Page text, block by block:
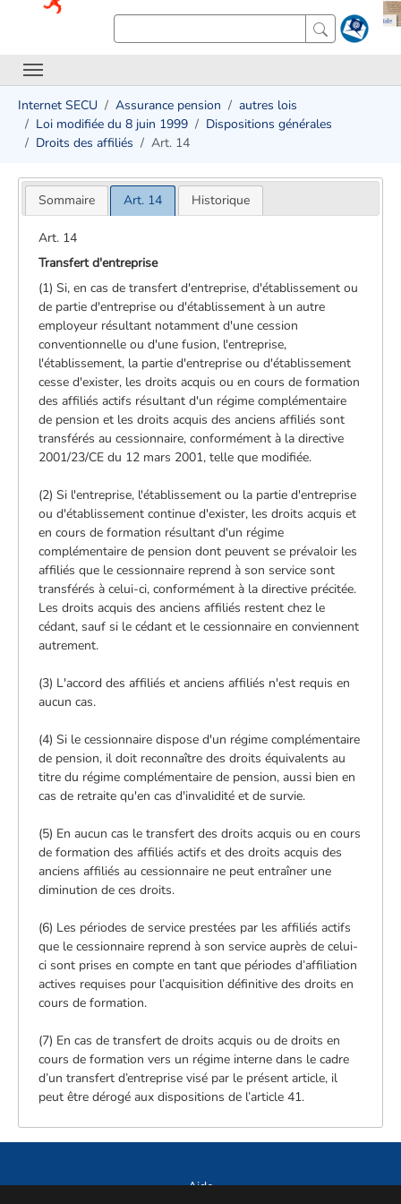
Internet SECU Assurance pension
autres lois
Loi modifiée du 8 juin 1999
Dispositions générales
Droits des affiliés
Art. 14
Sommaire Art. 14 Historique
Art. 14
Transfert d'entreprise
(1) Si, en cas de transfert d'entreprise, d'établissement ou
de partie d'entreprise ou d'établissement à un autre
employeur résultant notamment d'une cession
conventionnelle ou d'une fusion, l'entreprise,
l'établissement, la partie d'entreprise ou d'établissement
cesse d'exister, les droits acquis ou en cours de formation
des affiliés actifs résultant d'un régime complémentaire
de pension et les droits acquis des anciens affiliés sont
transférés au cessionnaire, conformément à la directive
2001/23/CE du 12 mars 2001, telle que modifiée.
(2) Si l'entreprise, l'établissement ou la partie d'entreprise
ou d'établissement continue d'exister, les droits acquis et
en cours de formation résultant d'un régime
complémentaire de pension dont peuvent se prévaloir les
affiliés que le cessionnaire reprend à son service sont
transférés à celui-ci, conformément à la directive précitée.
Les droits acquis des anciens affiliés restent chez le
cédant, sauf si le cédant et le cessionnaire en conviennent
autrement.
(3) L'accord des affiliés et anciens affiliés n'est requis en
aucun cas.
(4) Si le cessionnaire dispose d'un régime complémentaire
de pension, il doit reconnaître des droits équivalents au
titre du régime complémentaire de pension, aussi bien en
cas de retraite qu'en cas d'invalidité et de survie.
(5) En aucun cas le transfert des droits acquis ou en cours
de formation des affiliés actifs et des droits acquis des
anciens affiliés au cessionnaire ne peut entraîner une
diminution de ces droits.
(6) Les périodes de service prestées par les affiliés actifs
que le cessionnaire reprend à son service auprès de celui-
ci sont prises en compte en tant que périodes d’affiliation
actives requises pour l’acquisition définitive des droits en
cours de formation.
(7) En cas de transfert de droits acquis ou de droits en
cours de formation vers un régime interne dans le cadre
d’un transfert d’entreprise visé par le présent article, il
peut être dérogé aux dispositions de l’article 41.
Aide